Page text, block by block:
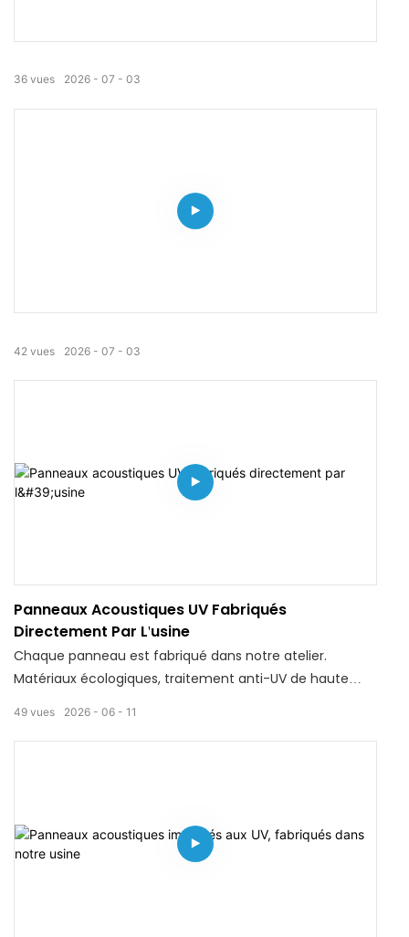
2026 07 03
36 vues
2026 07 03
42 vues
Panneaux Acoustiques UV Fabriqués
Directement Par L'usine
Chaque panneau est fabriqué dans notre atelier.
Matériaux écologiques, traitement anti-UV de haute
2026 06 11
49 vues